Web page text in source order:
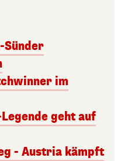
Sünder
im
geht auf
- Austria kämpft